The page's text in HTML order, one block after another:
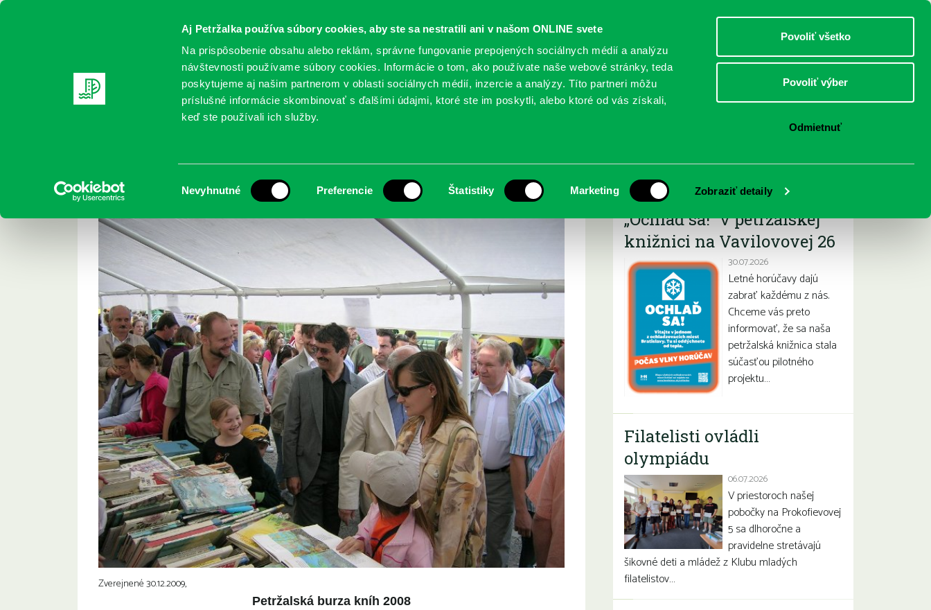
Aj Petržalka používa súbory cookies, aby ste sa nestratili ani v našom ONLINE svete
Na prispôsobenie obsahu alebo reklám, správne fungovanie prepojených sociálnych médií a analýzu
návštevnosti používame súbory cookies. Informácie o tom, ako používate naše webové stránky, teda
poskytujeme aj našim partnerom v oblasti sociálnych médií, inzercie a analýzy. Títo partneri môžu
príslušné informácie skombinovať s ďalšími údajmi, ktoré ste im poskytli, alebo ktoré od vás získali,
keď ste používali ich služby.
súhlasu
Nevyhnutné Preferencie Štatistiky Marketing Zobraziť detaily
Povoliť všetko
Povoliť výber
Odmietnuť
DOSPELÍ
REGISTRUJTE SA ONLINE KATALÓGY SLUŽBY PODUJATIA POBOČKY O KNIŽNICI
Petržalská burza kníh II
Zverejnené 30.12.2009,
Petržalská burza kníh 2008
Najnovšie
„Ochlaď sa!“ v petržalskej
knižnici na Vavilovovej 26
30.07.2026
Letné horúčavy dajú
zabrať každému z nás.
Chceme vás preto
informovať, že sa naša
petržalská knižnica stala
súčasťou pilotného
projektu…
Filatelisti ovládli
olympiádu
06.07.2026
V priestoroch našej
pobočky na Prokofievovej
5 sa dlhoročne a
pravidelne stretávajú
šikovné deti a mládež z Klubu mladých
filatelistov…